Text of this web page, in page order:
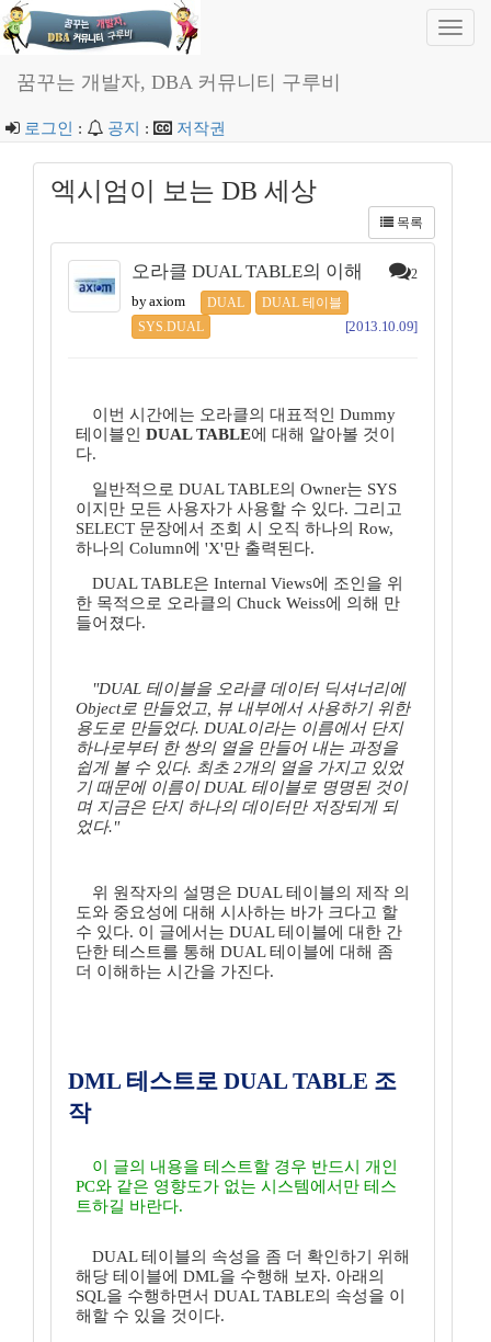
꿈꾸는 개발자, DBA 커뮤니티 구루비
로그인 : 공지 : 저작권
엑시엄이 보는 DB 세상
목록
오라클 DUAL TABLE의 이해 2
by axiom DUAL
DUAL 테이블
SYS.DUAL
[2013.10.09]
이번 시간에는 오라클의 대표적인 Dummy
테이블인 DUAL TABLE에 대해 알아볼 것이
다.
일반적으로 DUAL TABLE의 Owner는 SYS
이지만 모든 사용자가 사용할 수 있다. 그리고
SELECT 문장에서 조회 시 오직 하나의 Row,
하나의 Column에 'X'만 출력된다.
DUAL TABLE은 Internal Views에 조인을 위
한 목적으로 오라클의 Chuck Weiss에 의해 만
들어졌다.
"DUAL 테이블을 오라클 데이터 딕셔너리에
Object로 만들었고, 뷰 내부에서 사용하기 위한
용도로 만들었다. DUAL이라는 이름에서 단지
하나로부터 한 쌍의 열을 만들어 내는 과정을
쉽게 볼 수 있다. 최초 2개의 열을 가지고 있었
기 때문에 이름이 DUAL 테이블로 명명된 것이
며 지금은 단지 하나의 데이터만 저장되게 되
었다."
위 원작자의 설명은 DUAL 테이블의 제작 의
도와 중요성에 대해 시사하는 바가 크다고 할
수 있다. 이 글에서는 DUAL 테이블에 대한 간
단한 테스트를 통해 DUAL 테이블에 대해 좀
더 이해하는 시간을 가진다.
DML 테스트로 DUAL TABLE 조
작
이 글의 내용을 테스트할 경우 반드시 개인
PC와 같은 영향도가 없는 시스템에서만 테스
트하길 바란다.
DUAL 테이블의 속성을 좀 더 확인하기 위해
해당 테이블에 DML을 수행해 보자. 아래의
SQL을 수행하면서 DUAL TABLE의 속성을 이
해할 수 있을 것이다.